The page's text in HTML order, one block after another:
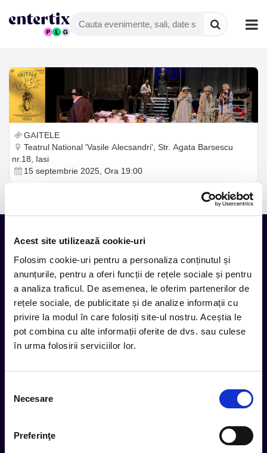
Acest site utilizează cookie-uri
Folosim cookie-uri pentru a personaliza conținutul și
anunțurile, pentru a oferi funcții de rețele sociale și pentru
a analiza traficul. De asemenea, le oferim partenerilor de
rețele sociale, de publicitate și de analize informații cu
privire la modul în care folosiți site-ul nostru. Aceștia le
pot combina cu alte informații oferite de dvs. sau culese
în urma folosirii serviciilor lor.
consimțământului
Necesare
Preferinţe
GAITELE
Teatrul National 'Vasile Alecsandri', Str. Agata Barsescu
nr.18, Iasi
15 septembrie 2025, Ora 19:00
Tot ce te intereseaza, direct in
inbox.
Aboneaza-te la newsletter-ul nostru, fii primul la care ajung
evenimentele noi.
Urmareste noutatile pe